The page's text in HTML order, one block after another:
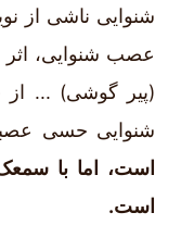
شنوایی ناشی از
عصب شنوایی، اثر
(پیر گوشی) ... از
شنوایی حسی
است، اما با
است.